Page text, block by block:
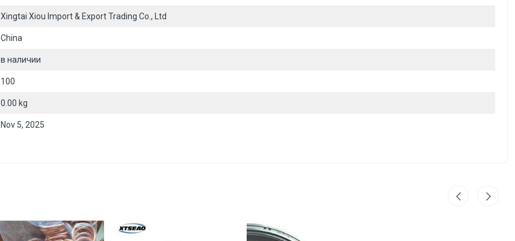
Xingtai Xiou Import & Export Trading Co., Ltd
China
в наличии
100
0.00 kg
Nov 5, 2025